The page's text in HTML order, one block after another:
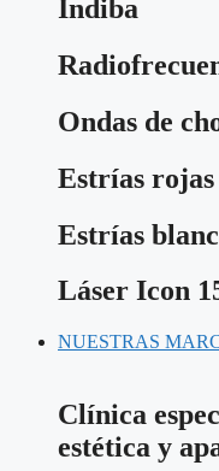
Indiba
Ondas de
Estrías rojas
Estrías
Láser Icon
NUESTRAS
Clínica
estética y